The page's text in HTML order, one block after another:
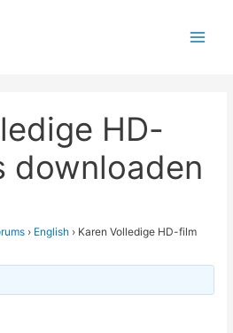
HD-
downloaden
› English › Karen Volledige HD-film